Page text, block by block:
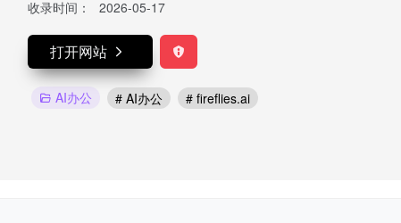
收录时间： 2026-05-17
打开网站
AI办公 # AI办公 # fireflies.ai